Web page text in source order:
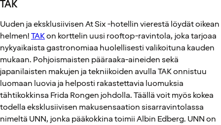
TAK
Uuden ja eksklusiivisen At Six -hotellin vierestä löydät oikean
helmen!TAKon korttelin uusi rooftop-ravintola, joka tarjoaa
nykyaikaista gastronomiaa huolellisesti valikoituna kauden
mukaan. Pohjoismaisten pääraaka-aineiden sekä
japanilaisten makujen ja tekniikoiden avulla TAK onnistuu
luomaan luovia ja helposti rakastettavia luomuksia
tähtikokkinsa Frida Rongen johdolla. Täällä voit myös kokea
todella eksklusiivisen makusensaation sisarravintolassa
nimeltä UNN, jonka pääkokkina toimii Albin Edberg. UNN on